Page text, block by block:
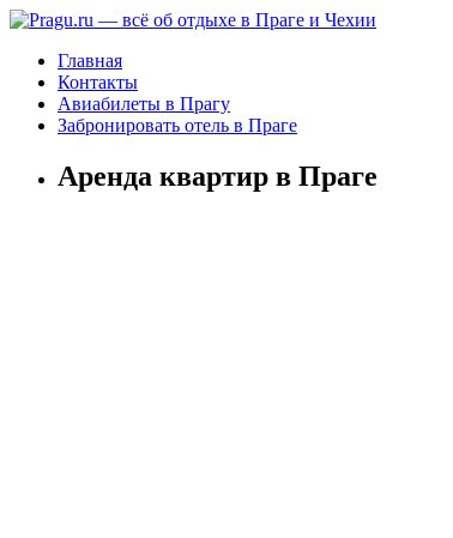
Главная
Контакты
Авиабилеты в Прагу
Забронировать отель в Праге
Аренда квартир в Праге